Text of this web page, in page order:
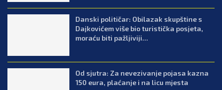
Danski političar: Obilazak skupštine s
Dajkovićem više bio turistička posjeta,
moraću biti pažljiviji...
Od sjutra: Za nevezivanje pojasa kazna
150 eura, plaćanje i na licu mjesta